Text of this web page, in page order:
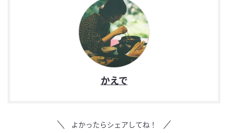
かえで
よかったらシェアしてね！